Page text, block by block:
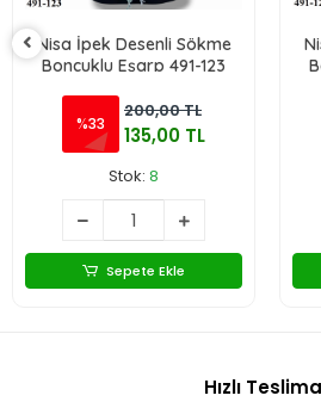
Nisa İpek Desenli Sökme
Boncuklu Eşarp 491-123
%33
200,00 TL
135,00 TL
Stok: 8
Sepete Ekle
Hızlı